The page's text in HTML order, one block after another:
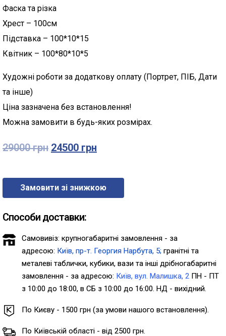
Фаска та різка
Хрест – 100см
Підставка – 100*10*15
Квітник – 100*80*10*5
Художні роботи за додаткову оплату (Портрет, ПІБ, Дати
та інше)
Ціна зазначена без встановлення!
Можна замовити в будь-яких розмірах.
29000грн 24500 грн
Замовити зі знижкою
Способи доставки:
Самовивіз: крупногабаритні замовлення - за
адресою: Київ, пр-т. Георгия Нарбута, 5;гранітні та
металеві таблички, кубики, вази та інші дрібногабаритні
замовлення - за адресою: Київ, вул. Малишка, 2 ПН - ПТ
з 10:00 до 18:00, в СБ з 10:00 до 16:00. НД - вихідний.
По Києву - 1500 грн (за умови нашого встановлення).
По Київській області - від 2500 грн.